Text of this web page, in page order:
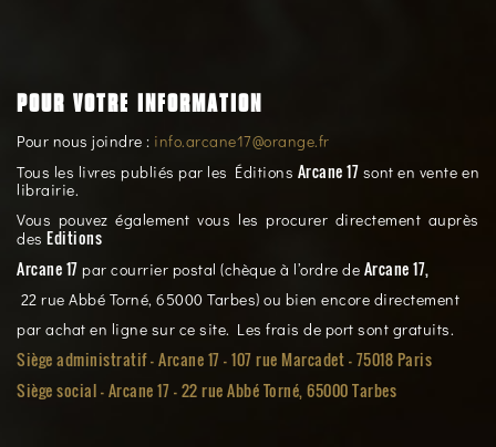
POUR VOTRE INFORMATION
Pour nous joindre : info.arcane17@orange.fr
Tous les livres publiés par les Éditions Arcane 17 sont en vente en
librairie.
Vous pouvez également vous les procurer directement auprès
des Editions
Arcane 17 par courrier postal (chèque à l’ordre de Arcane 17,
22 rue Abbé Torné, 65000 Tarbes) ou bien encore directement
par achat en ligne sur ce site. Les frais de port sont gratuits.
Siège administratif - Arcane 17 - 107 rue Marcadet - 75018 Paris
Siège social -Arcane 17 - 22 rue Abbé Torné, 65000 Tarbes